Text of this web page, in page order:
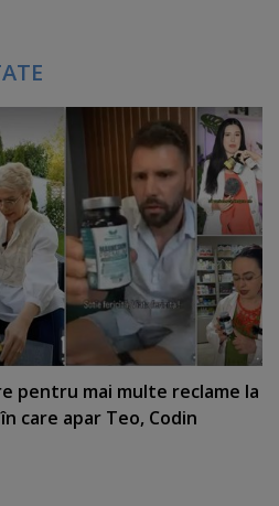
pentru mai multe reclame la
care apar Teo, Codin